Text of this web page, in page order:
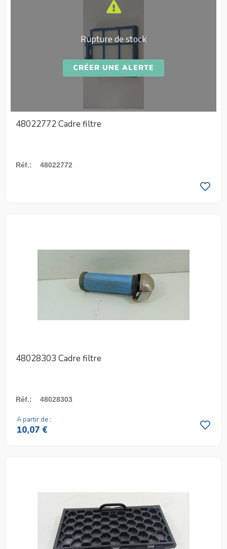
Rupture de stock
CRÉER UNE ALERTE
48022772 Cadre filtre
Réf.: 48022772
48028303 Cadre filtre
Réf.: 48028303
A partir de :
10,07 €